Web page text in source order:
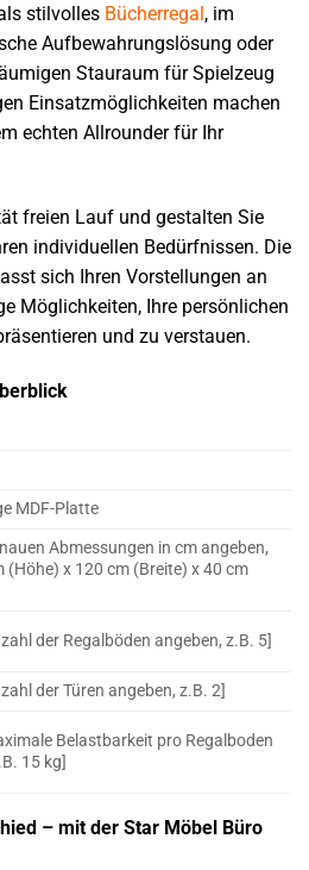
stilvolles Bücherregal, im
Aufbewahrungslösung oder
Stauraum für Spielzeug
Einsatzmöglichkeiten machen
echten Allrounder für Ihr
freien Lauf und gestalten Sie
individuellen Bedürfnissen. Die
sich Ihren Vorstellungen an
Möglichkeiten, Ihre persönlichen
und zu verstauen.
MDF-Platte
Abmessungen in cm angeben,
(Höhe) x 120 cm (Breite) x 40 cm
der Regalböden angeben, z.B. 5]
der Türen angeben, z.B. 2]
Belastbarkeit pro Regalboden
15 kg]
– mit der Star Möbel Büro